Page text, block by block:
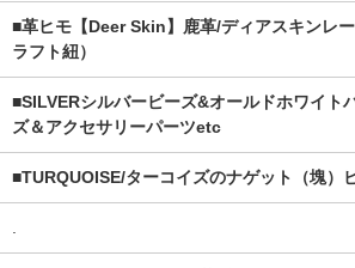
■革ヒモ【Deer Skin】鹿革/ディアスキンレ
ラフト紐）
■SILVERシルバービーズ&オールドホワイト
ズ＆アクセサリーパーツetc
■TURQUOISE/ターコイズのナゲット（塊）
.